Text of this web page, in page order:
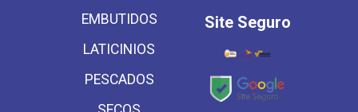
EMBUTIDOS
LATICINIOS
PESCADOS
Site Seguro